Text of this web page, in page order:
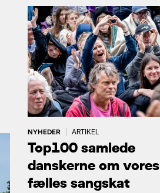
NYHEDER ARTIKEL
Top100 samlede
danskerne om vores
fælles sangskat